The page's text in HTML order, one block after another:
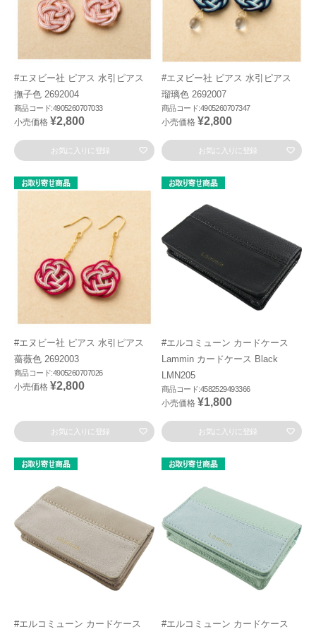
#エヌビー社 ピアス 水引ピアス
撫子色 2692004
商品コード:4905260707033
小売価格 ¥2,800
お気に入りに登録
#エヌビー社 ピアス 水引ピアス
瑠璃色 2692007
商品コード:4905260707347
小売価格 ¥2,800
お気に入りに登録
#エヌビー社 ピアス 水引ピアス
薔薇色 2692003
商品コード:4905260707026
小売価格 ¥2,800
お気に入りに登録
#エルコミューン カードケース
Lammin カードケース Black
LMN205
商品コード:4582529493366
小売価格 ¥1,800
お気に入りに登録
#エルコミューン カードケース
#エルコミューン カードケース